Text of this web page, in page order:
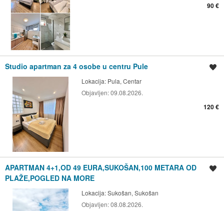
90 €
Studio apartman za 4 osobe u centru Pule
Lokacija: Pula, Centar
Objavljen:09.08.2026.
120 €
APARTMAN 4+1,OD 49 EURA,SUKOŠAN,100 METARA OD
PLAŽE,POGLED NA MORE
Lokacija:Sukošan, Sukošan
Objavljen:08.08.2026.